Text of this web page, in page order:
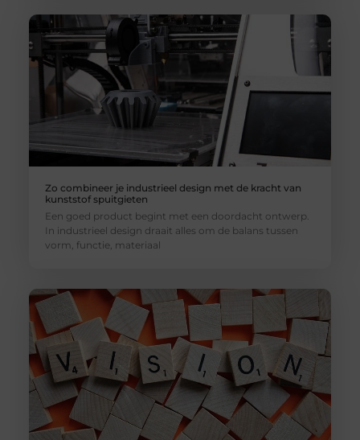
Zo combineer je industrieel design met de kracht van
kunststof spuitgieten
Een goed product begint met een doordacht ontwerp.
In industrieel design draait alles om de balans tussen
vorm, functie, materiaal